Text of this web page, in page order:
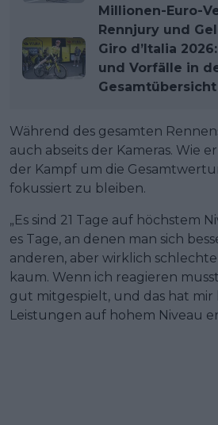
Millionen-Euro-
Rennjury und
Giro d’Italia
und Vorfälle in
Gesamtübersicht
Während des gesamten
auch abseits der Kameras. Wie
der Kampf um die
fokussiert zu bleiben.
„Es sind 21 Tage auf höchstem
es Tage, an denen man sich
anderen, aber wirklich
kaum. Wenn ich reagieren
gut mitgespielt, und das hat mir
Leistungen auf hohem Niveau